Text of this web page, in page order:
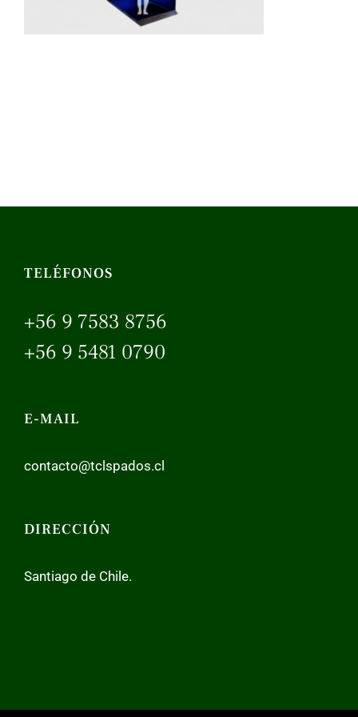
TELÉFONOS
+56 9 7583 8756
+56 9 5481 0790
E-MAIL
contacto@tclspados.cl
DIRECCIÓN
Santiago de Chile.